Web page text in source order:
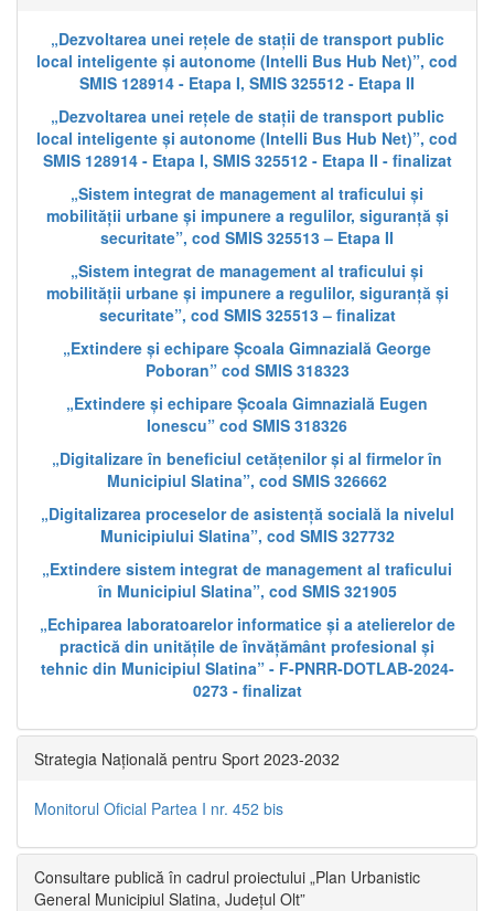
„Dezvoltarea unei rețele de stații de transport public
local inteligente și autonome (Intelli Bus Hub Net)”, cod
SMIS 128914 - Etapa I, SMIS 325512 - Etapa II
„Dezvoltarea unei rețele de stații de transport public
local inteligente și autonome (Intelli Bus Hub Net)”, cod
SMIS 128914 - Etapa I, SMIS 325512 - Etapa II - finalizat
„Sistem integrat de management al traficului și
mobilității urbane și impunere a regulilor, siguranță și
securitate”, cod SMIS 325513 – Etapa II
„Sistem integrat de management al traficului și
mobilității urbane și impunere a regulilor, siguranță și
securitate”, cod SMIS 325513 – finalizat
„Extindere și echipare Școala Gimnazială George
Poboran” cod SMIS 318323
„Extindere și echipare Școala Gimnazială Eugen
Ionescu” cod SMIS 318326
„Digitalizare în beneficiul cetățenilor și al firmelor în
Municipiul Slatina”, cod SMIS 326662
„Digitalizarea proceselor de asistență socială la nivelul
Municipiului Slatina”, cod SMIS 327732
„Extindere sistem integrat de management al traficului
în Municipiul Slatina”, cod SMIS 321905
„Echiparea laboratoarelor informatice și a atelierelor de
practică din unitățile de învățământ profesional și
tehnic din Municipiul Slatina” - F-PNRR-DOTLAB-2024-
0273 - finalizat
Strategia Națională pentru Sport 2023-2032
Monitorul Oficial Partea I nr. 452 bis
Consultare publică în cadrul proiectului „Plan Urbanistic
General Municipiul Slatina, Județul Olt”